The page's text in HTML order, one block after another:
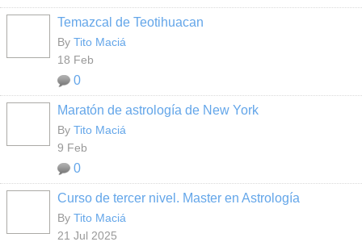
Temazcal de Teotihuacan
By Tito Maciá
18 Feb
0
Maratón de astrología de New York
By Tito Maciá
9 Feb
0
Curso de tercer nivel. Master en Astrología
By Tito Maciá
21 Jul 2025